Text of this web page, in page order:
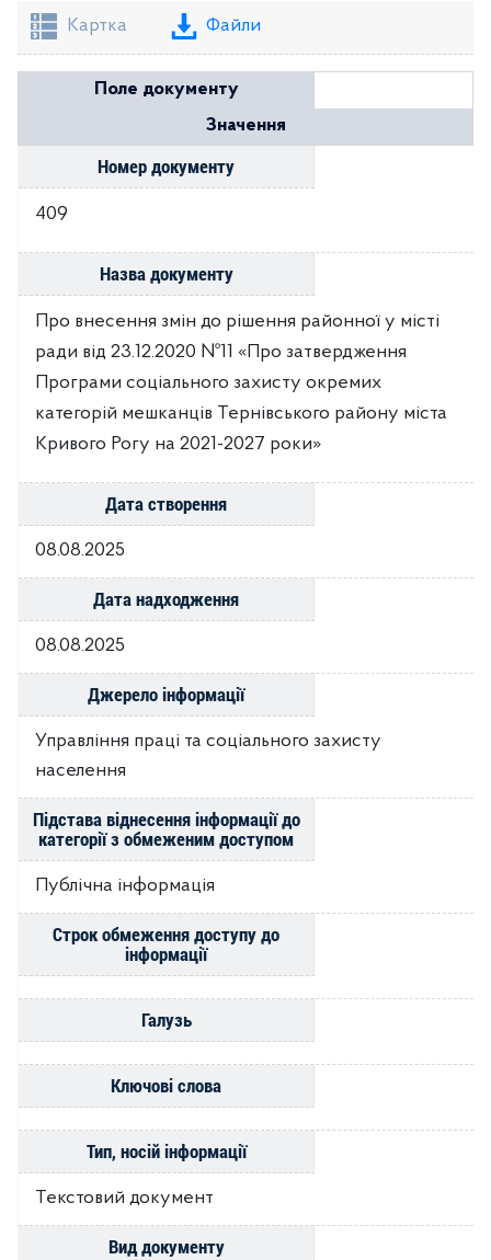
Картка Файли
Поле документу
Значення
Номер документу
409
Назва документу
Про внесення змін до рішення районної у місті
ради від 23.12.2020 №11 «Про затвердження
Програми соціального захисту окремих
категорій мешканців Тернівського району міста
Кривого Рогу на 2021-2027 роки»
Дата створення
08.08.2025
Дата надходження
08.08.2025
Джерело інформації
Управління праці та соціального захисту
населення
Підстава віднесення інформації до
категорії з обмеженим доступом
Публічна інформація
Строк обмеження доступу до
інформації
Галузь
Ключові слова
Тип, носій інформації
Текстовий документ
Вид документу